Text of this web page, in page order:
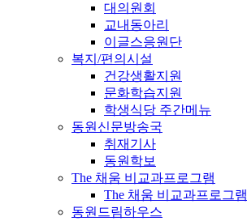
대의원회
교내동아리
이글스응원단
복지/편의시설
건강생활지원
문화학습지원
학생식당 주간메뉴
동원신문방송국
취재기사
동원학보
The 채움 비교과프로그램
The 채움 비교과프로그램
동원드림하우스